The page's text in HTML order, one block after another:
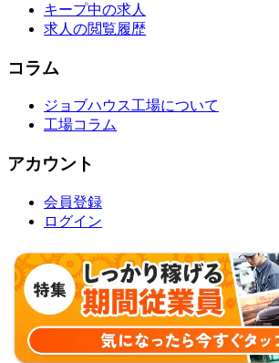
キープ中の求人
求人の閲覧履歴
コラム
ジョブハウス工場について
工場コラム
アカウント
会員登録
ログイン